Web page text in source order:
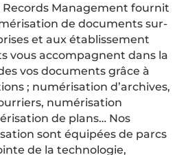
Records Management fournit
de documents sur-
et aux établissement
vous accompagnent dans la
vos documents grâce à
; numérisation d’archives,
numérisation
de plans… Nos
sont équipées de parcs
de la technologie,